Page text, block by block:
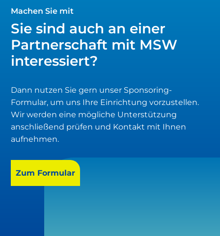
Sie sind auch an einer
Partnerschaft mit MSW
interessiert?
Machen Sie mit
Dann nutzen Sie gern unser Sponsoring-
Formular, um uns Ihre Einrichtung vorzustellen.
Wir werden eine mögliche Unterstützung
anschließend prüfen und Kontakt mit Ihnen
aufnehmen.
Zum Formular